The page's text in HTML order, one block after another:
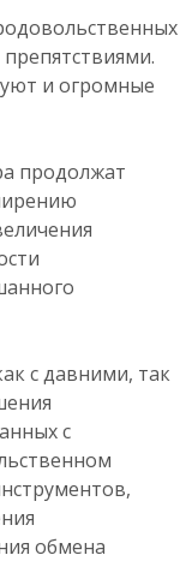
и огромные
продолжат
с давними, так
с
обмена